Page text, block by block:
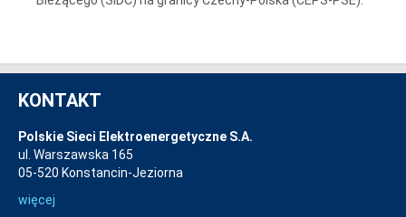
KONTAKT
Polskie Sieci Elektroenergetyczne S.A.
ul. Warszawska 165
05-520 Konstancin-Jeziorna
więcej